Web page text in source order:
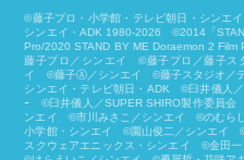
©藤子プロ・小学館・テレビ朝日・シンエ
シンエイ・ADK 1980-2026 ©2014「
Pro/2020 STAND BY ME Doraemon 2
藤子プロ／シンエイ ©藤子プロ／藤子
イ ©藤子Ⓐ／シンエイ ©藤子スタジオ／
シンエイ・テレビ朝日・ADK ©臼井儀人
ｰ ©臼井儀人／SUPER SHIRO製作委員
ンエイ ©市川みさこ／シンエイ ©のむら
小学館・シンエイ ©園山俊二／シンエイ
スクウェアエニックス・シンエイ ©金田